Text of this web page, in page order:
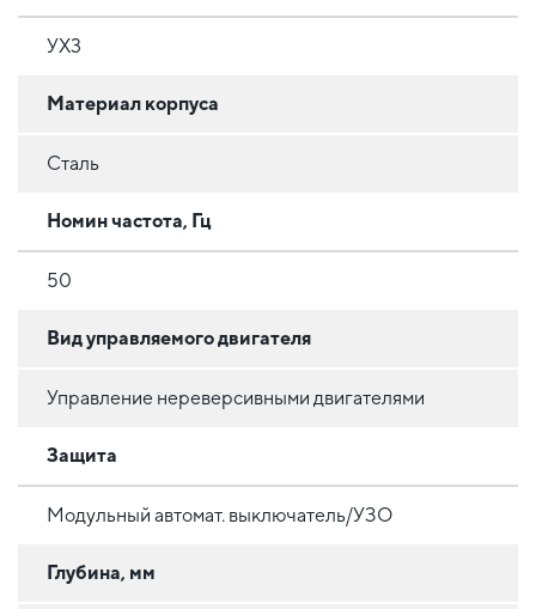
УХ3
Материал корпуса
Сталь
Номин частота, Гц
50
Вид управляемого двигателя
Управление нереверсивными двигателями
Защита
Модульный автомат. выключатель/УЗО
Глубина, мм